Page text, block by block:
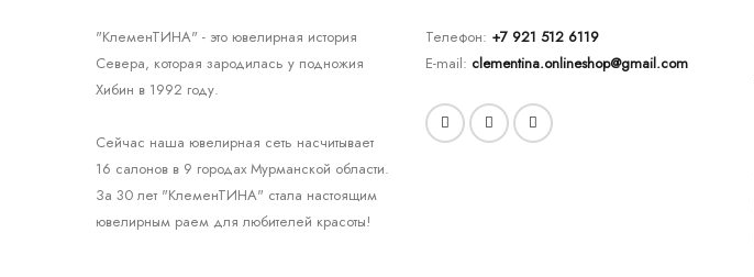
"КлеменТИНА" - это ювелирная история
Севера, которая зародилась у подножия
Хибин в 1992 году.
Сейчас наша ювелирная сеть насчитывает
16 салонов в 9 городах Мурманской области.
За 30 лет "КлеменТИНА" стала настоящим
ювелирным раем для любителей красоты!
Телефон: +7 921 512 6119
E-mail: clementina.onlineshop@gmail.com